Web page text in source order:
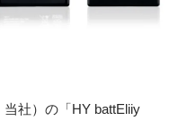
社）の「HY battEliiy